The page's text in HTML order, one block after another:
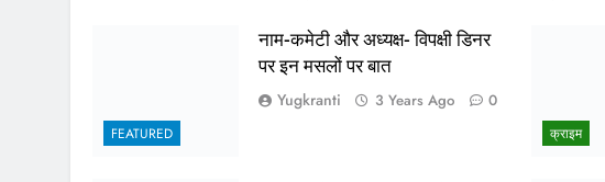
FEATURED
नाम-कमेटी और अध्यक्ष- विपक्षी डिनर
पर इन मसलों पर बात
Yugkranti 3 Years Ago 0
क्राइम